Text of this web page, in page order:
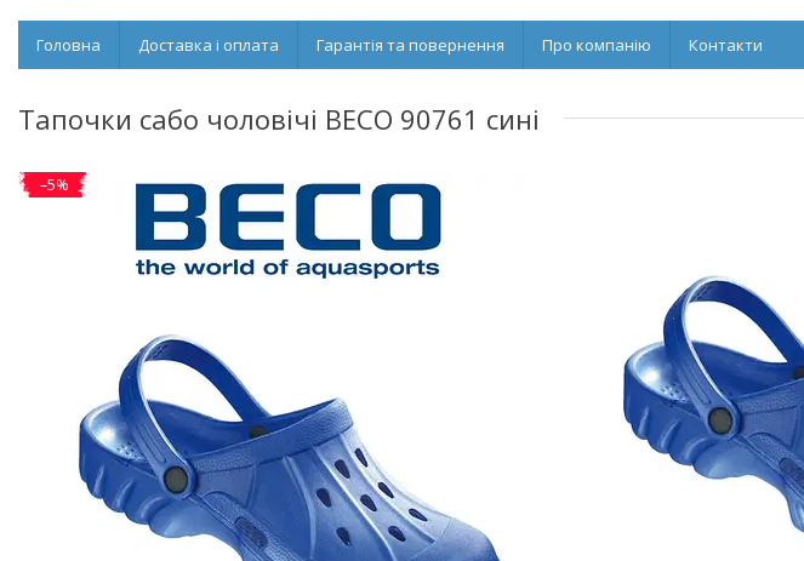
Головна Доставка і оплата Гарантія та повернення Про компанію Контакти
Тапочки сабо чоловічі BECO 90761 сині
–5%